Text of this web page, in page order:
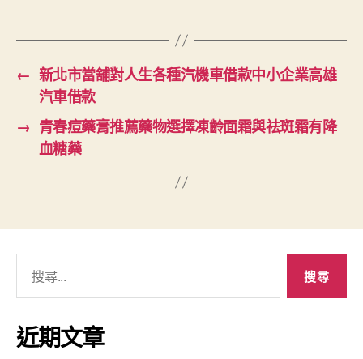
← 新北市當舖對人生各種汽機車借款中小企業高雄
汽車借款
→ 青春痘藥膏推薦藥物選擇凍齡面霜與祛斑霜有降
血糖藥
關
鍵
字:
近期文章